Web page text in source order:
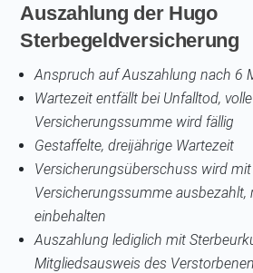
Auszahlung der Hugo
Sterbegeldversicherung
Anspruch auf Auszahlung nach 6
Wartezeit entfällt bei Unfalltod, volle
Versicherungssumme wird fällig
Gestaffelte, dreijährige Wartezeit
Versicherungsüberschuss wird
Versicherungssumme ausbezahlt,
einbehalten
Auszahlung lediglich mit
Mitgliedsausweis des